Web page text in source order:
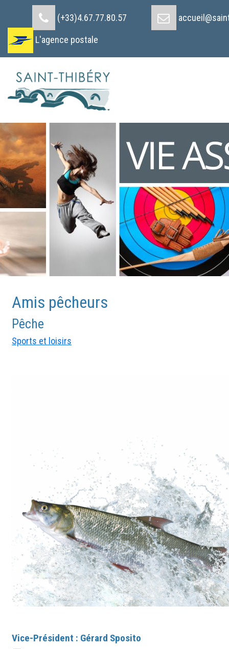
(+33)4.67.77.80.57
L'agence postale
Amis pêcheurs
Pêche
Sports et loisirs
Vice-Président : Gérard Sposito
Cookies management panel